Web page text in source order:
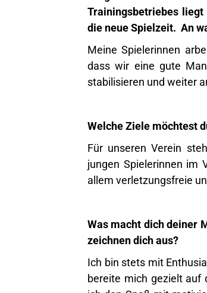
Trainingsbetriebes
die neue Spielzeit. An
Meine Spielerinnen
dass wir eine gute
stabilisieren und weiter
Welche Ziele möchtest
Für unseren Verein
jungen Spielerinnen im
allem verletzungsfreie
Was macht dich deiner
zeichnen dich aus?
Ich bin stets mit
bereite mich gezielt auf